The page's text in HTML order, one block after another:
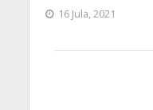
16 Jula, 2021